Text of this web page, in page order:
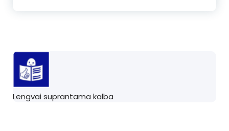
Lengvai suprantama kalba